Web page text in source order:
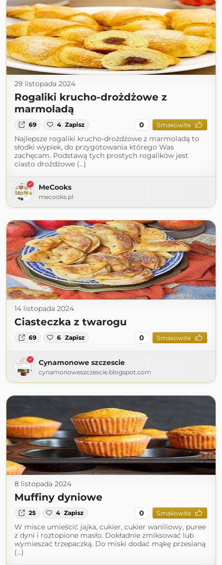
29 listopada 2024
Rogaliki krucho-drożdżowe z
marmoladą
69 4 Zapisz 0 Smakowite
Najlepsze rogaliki krucho-drożdżowe z marmoladą to
słodki wypiek, do przygotowania którego Was
zachęcam. Podstawą tych prostych rogalików jest
ciasto drożdżowe (...)
MeCooks
mecooks.pl
14 listopada 2024
Ciasteczka z twarogu
69 6 Zapisz 0 Smakowite
Cynamonowe szczescie
cynamonoweszczescie.blogspot.com
8 listopada 2024
Muffiny dyniowe
25 4 Zapisz 0 Smakowite
W misce umieścić jajka, cukier, cukier waniliowy, puree
z dyni i roztopione masło. Dokładnie zmiksować lub
wymieszać trzepaczką. Do miski dodać mąkę przesianą
(...)